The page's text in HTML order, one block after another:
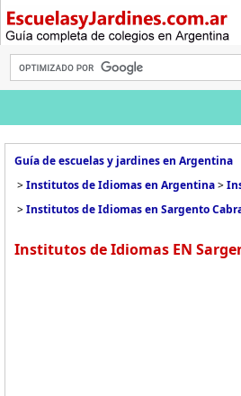
Guía de escuelas y jardines en Argentina
>Institutos de Idiomas en Argentina>
>Institutos de Idiomas en Sargento
Institutos de Idiomas EN